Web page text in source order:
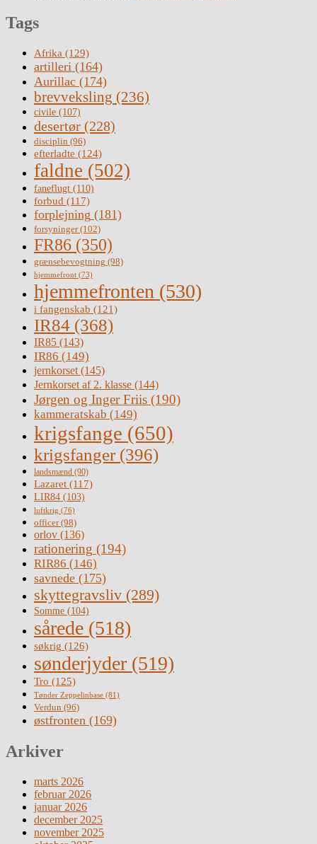
Tags
Afrika (129)
artilleri (164)
Aurillac (174)
brevveksling (236)
civile (107)
desertør (228)
disciplin (96)
efterladte (124)
faldne (502)
faneflugt (110)
forbud (117)
forplejning (181)
forsyninger(102)
FR86 (350)
grænsebevogtning (98)
hjemmefront (73)
hjemmefronten (530)
i fangenskab (121)
IR84 (368)
IR85 (143)
IR86 (149)
jernkorset(145)
Jernkorset af 2. klasse (144)
Jørgen og Inger Friis (190)
kammeratskab (149)
krigsfange (650)
krigsfanger (396)
landsmænd (90)
Lazaret (117)
LIR84 (103)
luftkrig (76)
officer(98)
orlov (136)
rationering (194)
RIR86 (146)
savnede (175)
skyttegravsliv (289)
Somme (104)
sårede (518)
søkrig (126)
sønderjyder (519)
Tro (125)
Tønder Zeppelinbase (81)
Verdun (96)
østfronten (169)
Arkiver
marts 2026
februar 2026
januar 2026
december 2025
november 2025